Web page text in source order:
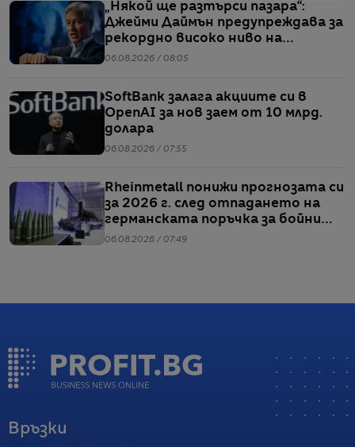
„Някой ще разтърси пазара“:
Джейми Даймън предупреждава за
рекордно високо ниво на
ливъридж
06.08.2026 / 08:05
SoftBank залага акциите си в
OpenAI за нов заем от 10 млрд.
долара
06.08.2026 / 07:55
Rheinmetall понижи прогнозата си
за 2026 г. след отпадането на
германската поръчка за бойни
кораби от клас F126
06.08.2026 / 07:49
Връзки